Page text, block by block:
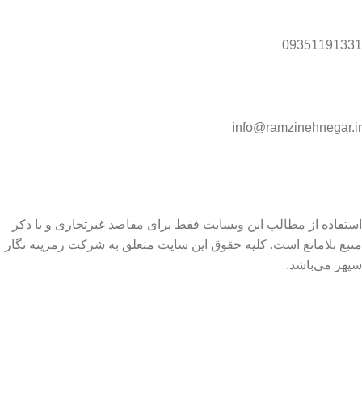
09351191331
info@ramzinehnegar.ir
استفاده از مطالب این وبسایت فقط برای مقاصد غیرتجاری و با ذکر
منبع بلامانع است. کلیه حقوق این سایت متعلق به شرکت رمزینه نگار
سپهر می‌باشد.